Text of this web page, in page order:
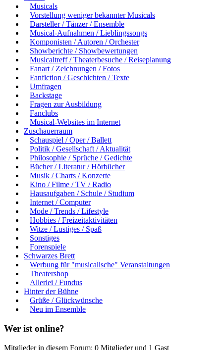
Musicals
Vorstellung weniger bekannter Musicals
Darsteller / Tänzer / Ensemble
Musical-Aufnahmen / Lieblingssongs
Komponisten / Autoren / Orchester
Showberichte / Showbewertungen
Musicaltreff / Theaterbesuche / Reiseplanung
Fanart / Zeichnungen / Fotos
Fanfiction / Geschichten / Texte
Umfragen
Backstage
Fragen zur Ausbildung
Fanclubs
Musical-Websites im Internet
Zuschauerraum
Schauspiel / Oper / Ballett
Politik / Gesellschaft / Aktualität
Philosophie / Sprüche / Gedichte
Bücher / Literatur / Hörbücher
Musik / Charts / Konzerte
Kino / Filme / TV / Radio
Hausaufgaben / Schule / Studium
Internet / Computer
Mode / Trends / Lifestyle
Hobbies / Freizeitaktivitäten
Witze / Lustiges / Spaß
Sonstiges
Forenspiele
Schwarzes Brett
Werbung für "musicalische" Veranstaltungen
Theatershop
Allerlei / Fundus
Hinter der Bühne
Grüße / Glückwünsche
Neu im Ensemble
Wer ist online?
Mitglieder in diesem Forum: 0 Mitglieder und 1 Gast